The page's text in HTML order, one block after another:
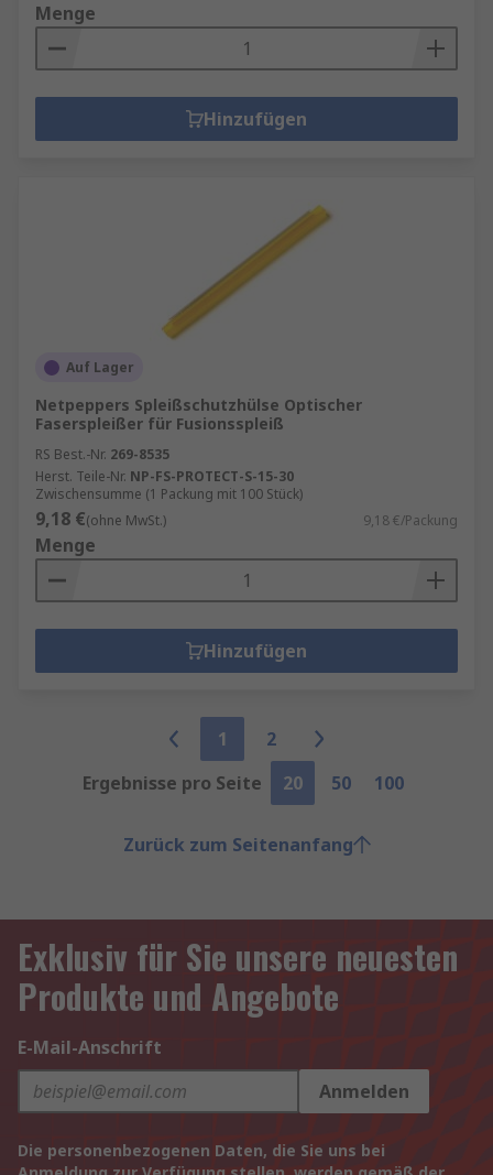
Menge
Hinzufügen
Auf Lager
Netpeppers Spleißschutzhülse Optischer
Faserspleißer für Fusionsspleiß
RS Best.-Nr. 269-8535
Herst. Teile-Nr. NP-FS-PROTECT-S-15-30
Zwischensumme (1 Packung mit 100 Stück)
9,18 €(ohne MwSt.) 9,18 €/Packung
Menge
Hinzufügen
1
2
Ergebnisse pro Seite
20 50 100
Zurück zum Seitenanfang
Exklusiv für Sie unsere neuesten
Produkte und Angebote
E-Mail-Anschrift
Anmelden
Die personenbezogenen Daten, die Sie uns bei